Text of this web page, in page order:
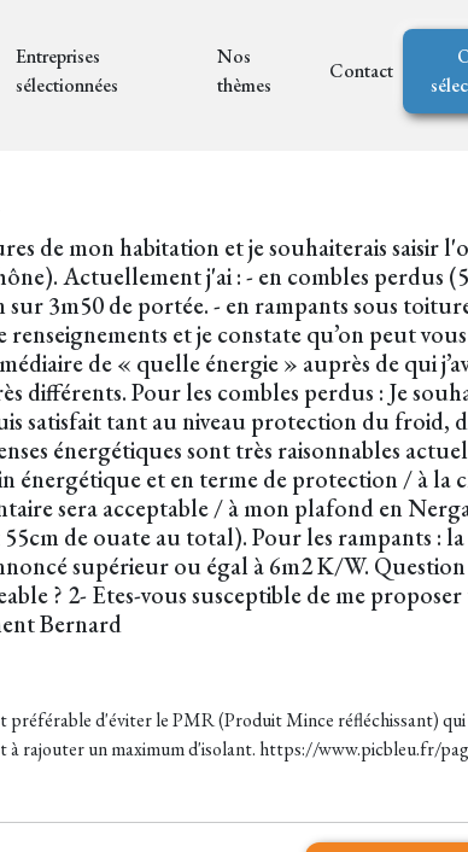
Entreprises
sélectionnées
Nos
thèmes
Contact
de mon habitation et je souhaiterais saisir
Actuellement j'ai : - en combles perdus
3m50 de portée. - en rampants sous
et je constate qu’on peut
de « quelle énergie » auprès de qui
différents. Pour les combles perdus : Je
satisfait tant au niveau protection du froid,
énergétiques sont très raisonnables
énergétique et en terme de protection / à la
sera acceptable / à mon plafond en
de ouate au total). Pour les rampants :
supérieur ou égal à 6m2 K/W.
? 2- Etes-vous susceptible de me
Bernard
d'éviter le PMR (Produit Mince réfléchissant)
rajouter un maximum d'isolant. https://www.picbleu.fr/